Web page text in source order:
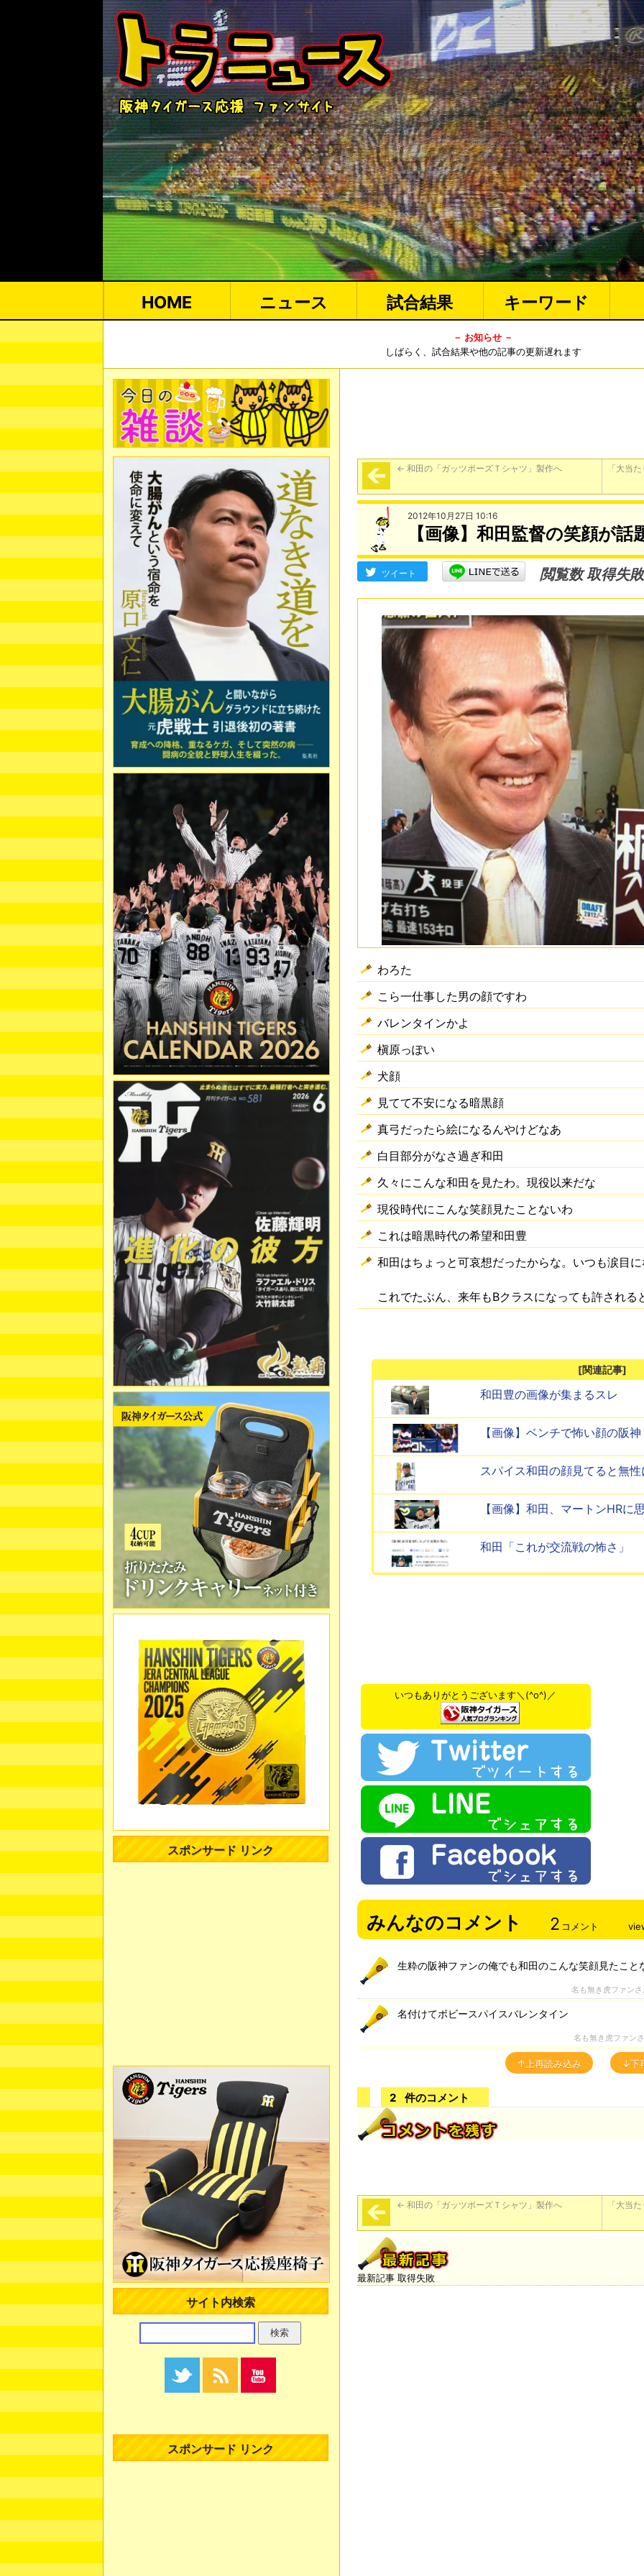
HOME ニュース 試合結果 キーワード
－ お知らせ －
しばらく、試合結果や他の記事の更新遅れます
← 和田の「ガッツポーズＴシャツ」製作へ
「大当
2012年10月27日 10:16
【画像】和田監督の笑顔が話
ツイート 閲覧数 取得失敗
わろた
こら一仕事した男の顔ですわ
バレンタインかよ
槇原っぽい
犬顔
見てて不安になる暗黒顔
真弓だったら絵になるんやけどなあ
白目部分がなさ過ぎ和田
久々にこんな和田を見たわ。現役以来だな
現役時代にこんな笑顔見たことないわ
これは暗黒時代の希望和田豊
和田はちょっと可哀想だったからな。いつも涙目に
これでたぶん、来年もBクラスになっても許される
[関連記事]
和田豊の画像が集まるスレ
【画像】ベンチで怖い顔の阪
スパイス和田の顔見てると無
【画像】和田、マートンHRに
和田「これが交流戦の怖さ」
いつもありがとうございます＼(^o^)／
みんなのコメント 2 コメント
生粋の阪神ファンの俺でも和田のこんな笑顔見たこと
名も無き虎ファンさ
名付けてボビースパイスバレンタイン
名も無き虎ファン
↑上再読み込み ↓下
2 件のコメント
← 和田の「ガッツポーズＴシャツ」製作へ
「大当
最新記事 取得失敗
スポンサード リンク
サイト内検索
スポンサード リンク